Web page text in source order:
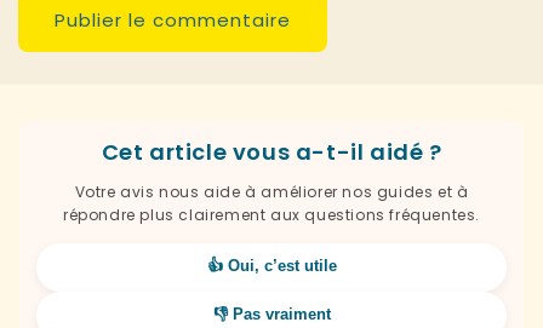
Cet article vous a-t-il aidé ?
Votre avis nous aide à améliorer nos guides et à
répondre plus clairement aux questions fréquentes.
👍 Oui, c’est utile
👎 Pas vraiment